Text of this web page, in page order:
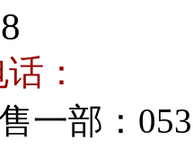
：
：0536-